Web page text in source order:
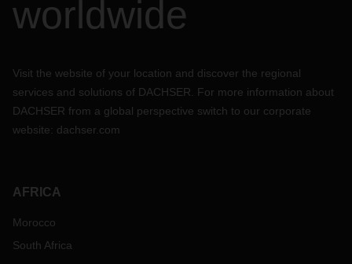
worldwide
Visit the website of your location and discover the regional
services and solutions of DACHSER. For more information about
DACHSER from a global perspective switch to our corporate
website: dachser.com
AFRICA
Morocco
South Africa